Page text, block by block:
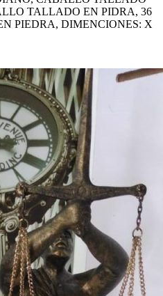
TALLADO EN PIDRA, 36
PIEDRA, DIMENCIONES: X